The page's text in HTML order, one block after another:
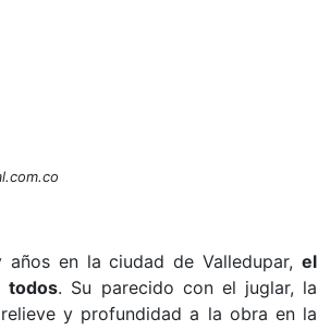
en la ciudad de Valledupar, el
todos. Su parecido con el juglar, la
y profundidad a la obra en la